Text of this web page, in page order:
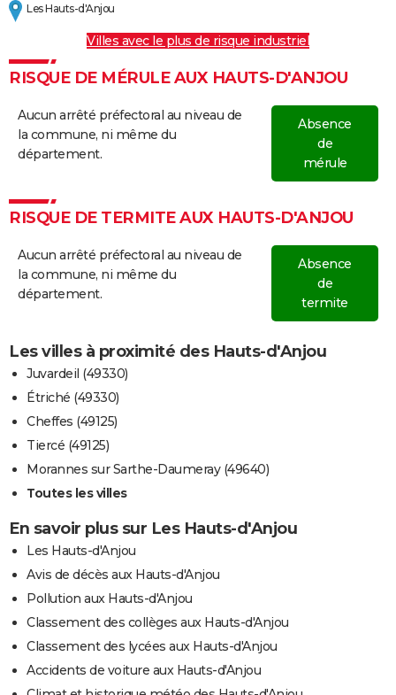
Les Hauts-d'Anjou
Villes avec le plus de risque industriel
RISQUE DE MÉRULE AUX HAUTS-D'ANJOU
Aucun arrêté préfectoral au niveau de
la commune, ni même du
département.
Absence
de
mérule
RISQUE DE TERMITE AUX HAUTS-D'ANJOU
Aucun arrêté préfectoral au niveau de
la commune, ni même du
département.
Absence
de
termite
Les villes à proximité des Hauts-d'Anjou
Juvardeil (49330)
Étriché (49330)
Cheffes (49125)
Tiercé (49125)
Morannes sur Sarthe-Daumeray (49640)
Toutes les villes
En savoir plus sur Les Hauts-d'Anjou
Les Hauts-d'Anjou
Avis de décès aux Hauts-d'Anjou
Pollution aux Hauts-d'Anjou
Classement des collèges aux Hauts-d'Anjou
Classement des lycées aux Hauts-d'Anjou
Accidents de voiture aux Hauts-d'Anjou